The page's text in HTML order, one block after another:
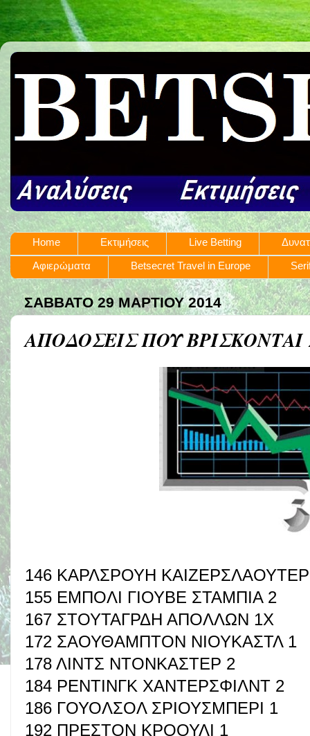
Home Εκτιμήσεις Live Betting
Αφιερώματα
Betsecret Travel in Europe
ΣΆΒΒΑΤΟ 29 ΜΑΡΤΊΟΥ 2014
ΑΠΟΔΟΣΕΙΣ ΠΟΥ
146 ΚΑΡΛΣΡΟΥΗ
155 ΕΜΠΟΛΙ ΓΙΟΥΒΕ ΣΤΑΜΠΙΑ 2
167 ΣΤΟΥΤΑΓΡΔΗ ΑΠΟΛΛΩΝ 1Χ
172 ΣΑΟΥΘΑΜΠΤΟΝ ΝΙΟΥΚΑΣΤΛ 1
178 ΛΙΝΤΣ ΝΤΟΝΚΑΣΤΕΡ 2
184 ΡΕΝΤΙΝΓΚ ΧΑΝΤΕΡΣΦΙΛΝΤ 2
186 ΓΟΥΟΛΣΟΛ ΣΡΙΟΥΣΜΠΕΡΙ 1
192 ΠΡΕΣΤΟΝ ΚΡΟΟΥΛΙ 1